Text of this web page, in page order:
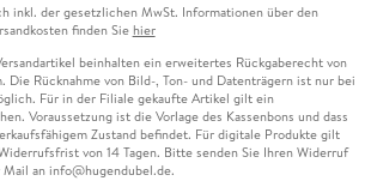
inkl. der gesetzlichen MwSt. Informationen über den
finden Sie hier
beinhalten ein erweitertes Rückgaberecht von
Die Rücknahme von Bild-, Ton- und Datenträgern ist nur bei
Für in der Filiale gekaufte Artikel gilt ein
Voraussetzung ist die Vorlage des Kassenbons und dass
Zustand befindet. Für digitale Produkte gilt
von 14 Tagen. Bitte senden Sie Ihren Widerruf
an info@hugendubel.de.